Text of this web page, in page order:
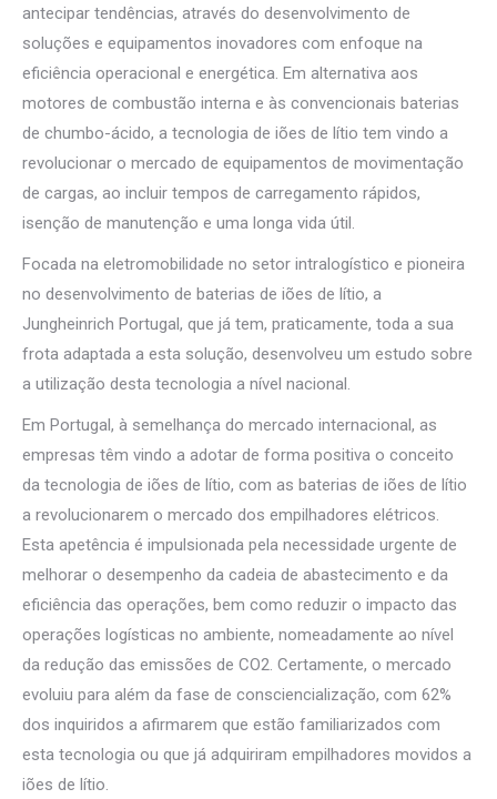
antecipar tendências, através do desenvolvimento de
soluções e equipamentos inovadores com enfoque na
eficiência operacional e energética. Em alternativa aos
motores de combustão interna e às convencionais baterias
de chumbo-ácido, a tecnologia de iões de lítio tem vindo a
revolucionar o mercado de equipamentos de movimentação
de cargas, ao incluir tempos de carregamento rápidos,
isenção de manutenção e uma longa vida útil.
Focada na eletromobilidade no setor intralogístico e pioneira
no desenvolvimento de baterias de iões de lítio, a
Jungheinrich Portugal, que já tem, praticamente, toda a sua
frota adaptada a esta solução, desenvolveu um estudo sobre
a utilização desta tecnologia a nível nacional.
Em Portugal, à semelhança do mercado internacional, as
empresas têm vindo a adotar de forma positiva o conceito
da tecnologia de iões de lítio, com as baterias de iões de lítio
a revolucionarem o mercado dos empilhadores elétricos.
Esta apetência é impulsionada pela necessidade urgente de
melhorar o desempenho da cadeia de abastecimento e da
eficiência das operações, bem como reduzir o impacto das
operações logísticas no ambiente, nomeadamente ao nível
da redução das emissões de CO2. Certamente, o mercado
evoluiu para além da fase de consciencialização, com 62%
dos inquiridos a afirmarem que estão familiarizados com
esta tecnologia ou que já adquiriram empilhadores movidos a
iões de lítio.